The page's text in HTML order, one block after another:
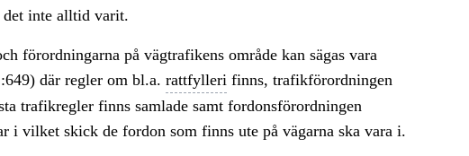
det inte alltid varit.
förordningarna på vägtrafikens område kan sägas vara
där regler om bl.a. rattfylleri finns, trafikförordningen
trafikregler finns samlade samt fordonsförordningen
i vilket skick de fordon som finns ute på vägarna ska vara i.